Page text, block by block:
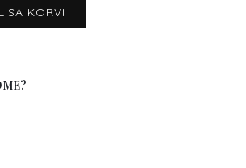
LISA KORVI